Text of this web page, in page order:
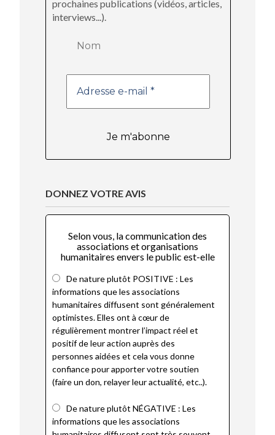
prochaines publications (vidéos, articles,
interviews...).
e-
DONNEZ VOTRE AVIS
Selon vous, la communication des
associations et organisations
humanitaires envers le public est-elle
De nature plutôt POSITIVE : Les
informations que les associations
humanitaires diffusent sont généralement
optimistes. Elles ont à cœur de
régulièrement montrer l’impact réel et
positif de leur action auprès des
personnes aidées et cela vous donne
confiance pour apporter votre soutien
(faire un don, relayer leur actualité, etc..).
De nature plutôt NÉGATIVE : Les
informations que les associations